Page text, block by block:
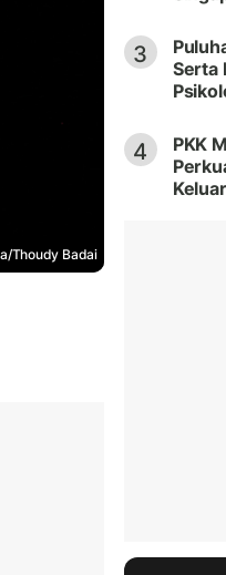
Thoudy Badai
3
Serta
4
PKK